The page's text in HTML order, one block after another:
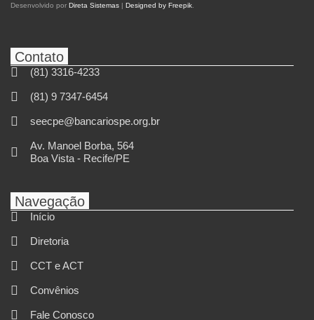
Desenvolvido por Direta Sistemas | Designed by Freepik
Contato
(81) 3316-4233
(81) 9 7347-6454
seecpe@bancariospe.org.br
Av. Manoel Borba, 564
Boa Vista - Recife/PE
Navegação
Início
Diretoria
CCT e ACT
Convênios
Fale Conosco